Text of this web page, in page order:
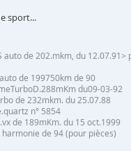
sport...
auto de 202.mkm, du 12.07.91>
de 199750km de 90
du09-03-92
de 232mkm. du 25.07.88
n° 5854
de 189mKm. du 15 oct.1999
harmonie de 94 (pour pièces)